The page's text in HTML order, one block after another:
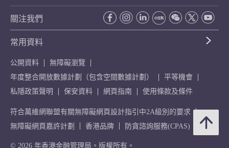
關注我們
常用資料
公開資料
無障礙瀏覽
年度整合開放數據計劃（包含空間數據計劃）
平等機會
私隱政策聲明
保安資料 網頁指南 使用條款及條件
符合萬維網聯盟有關無障礙網頁設計指引中2A級別的要求
無障礙網頁嘉許計劃
香港品牌 防貪諮詢服務(CPAS)
© 2026 年香港金融管理局。版權所有。